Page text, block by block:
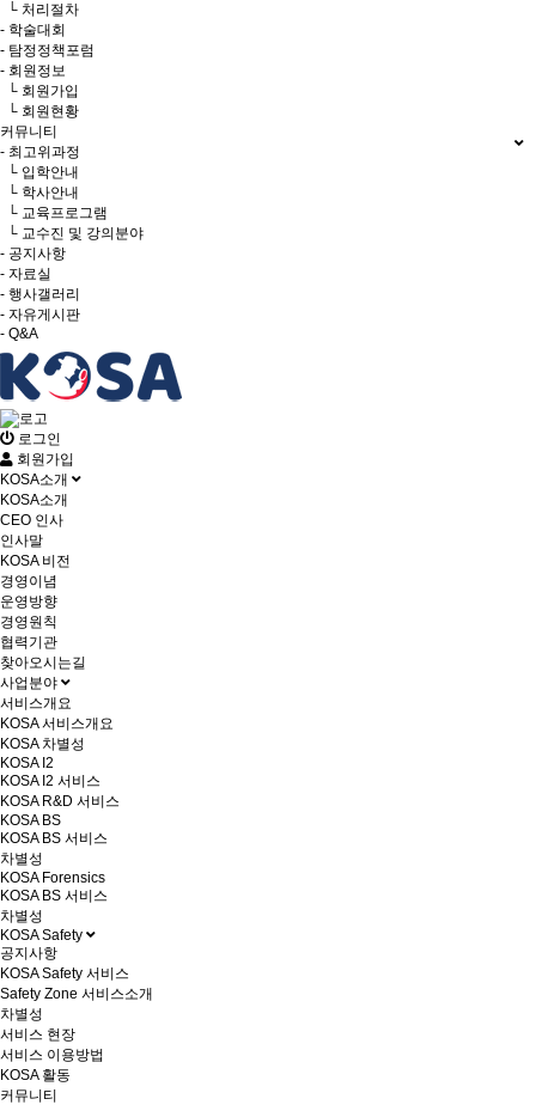
└ 처리절차
- 학술대회
- 탐정정책포럼
- 회원정보
└ 회원가입
└ 회원현황
커뮤니티
- 최고위과정
└ 입학안내
└ 학사안내
└ 교육프로그램
└ 교수진 및 강의분야
- 공지사항
- 자료실
- 행사갤러리
- 자유게시판
- Q&A
로그인
회원가입
KOSA소개
KOSA소개
CEO 인사
인사말
KOSA 비전
경영이념
운영방향
경영원칙
협력기관
찾아오시는길
사업분야
서비스개요
KOSA 서비스개요
KOSA 차별성
KOSA I2
KOSA I2 서비스
KOSA R&D 서비스
KOSA BS
KOSA BS 서비스
차별성
KOSA Forensics
KOSA BS 서비스
차별성
KOSA Safety
공지사항
KOSA Safety 서비스
Safety Zone 서비스소개
차별성
서비스 현장
서비스 이용방법
KOSA 활동
커뮤니티